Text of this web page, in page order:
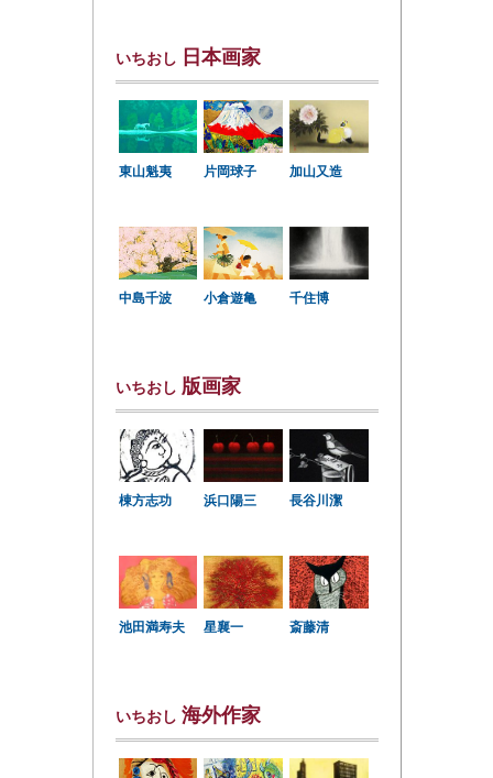
いちおし 日本画家
東山魁夷 片岡球子 加山又造
中島千波 小倉遊亀 千住博
いちおし 版画家
棟方志功 浜口陽三 長谷川潔
池田満寿夫 星襄一 斎藤清
いちおし 海外作家